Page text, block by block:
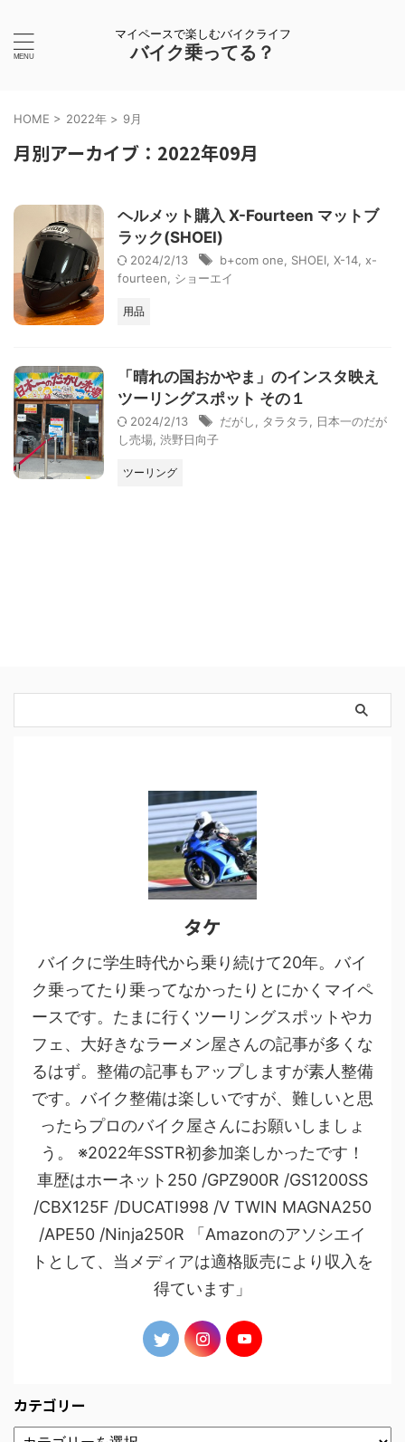
マイペースで楽しむバイクライフ
バイク乗ってる？
HOME > 2022年 > 9月
月別アーカイブ：2022年09月
ヘルメット購入 X-Fourteen マットブ
ラック(SHOEI)
2024/2/13 b+com one SHOEI X-14 x-
fourteen
ショーエイ
用品
「晴れの国おかやま」のインスタ映え
ツーリングスポット その１
2024/2/13 だがし タラタラ
日本一のだが
し売場 渋野日向子
ツーリング
タケ
バイクに学生時代から乗り続けて20年。バイ
ク乗ってたり乗ってなかったりとにかくマイペ
ースです。たまに行くツーリングスポットやカ
フェ、大好きなラーメン屋さんの記事が多くな
るはず。整備の記事もアップしますが素人整備
です。バイク整備は楽しいですが、難しいと思
ったらプロのバイク屋さんにお願いしましょ
う。 ※2022年SSTR初参加楽しかったです！
車歴はホーネット250 /GPZ900R /GS1200SS
/CBX125F /DUCATI998 /V TWIN MAGNA250
/APE50 /Ninja250R 「Amazonのアソシエイ
トとして、当メディアは適格販売により収入を
得ています」
カテゴリー